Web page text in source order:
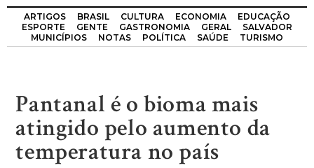
ARTIGOS BRASIL CULTURA ECONOMIA
EDUCAÇÃO
ESPORTE
GENTE GASTRONOMIA GERAL
SALVADOR
MUNICÍPIOS
NOTAS POLÍTICA SAÚDE TURISMO
Pantanal é o bioma mais
atingido pelo aumento da
temperatura no país